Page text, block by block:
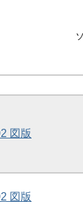
図版
図版